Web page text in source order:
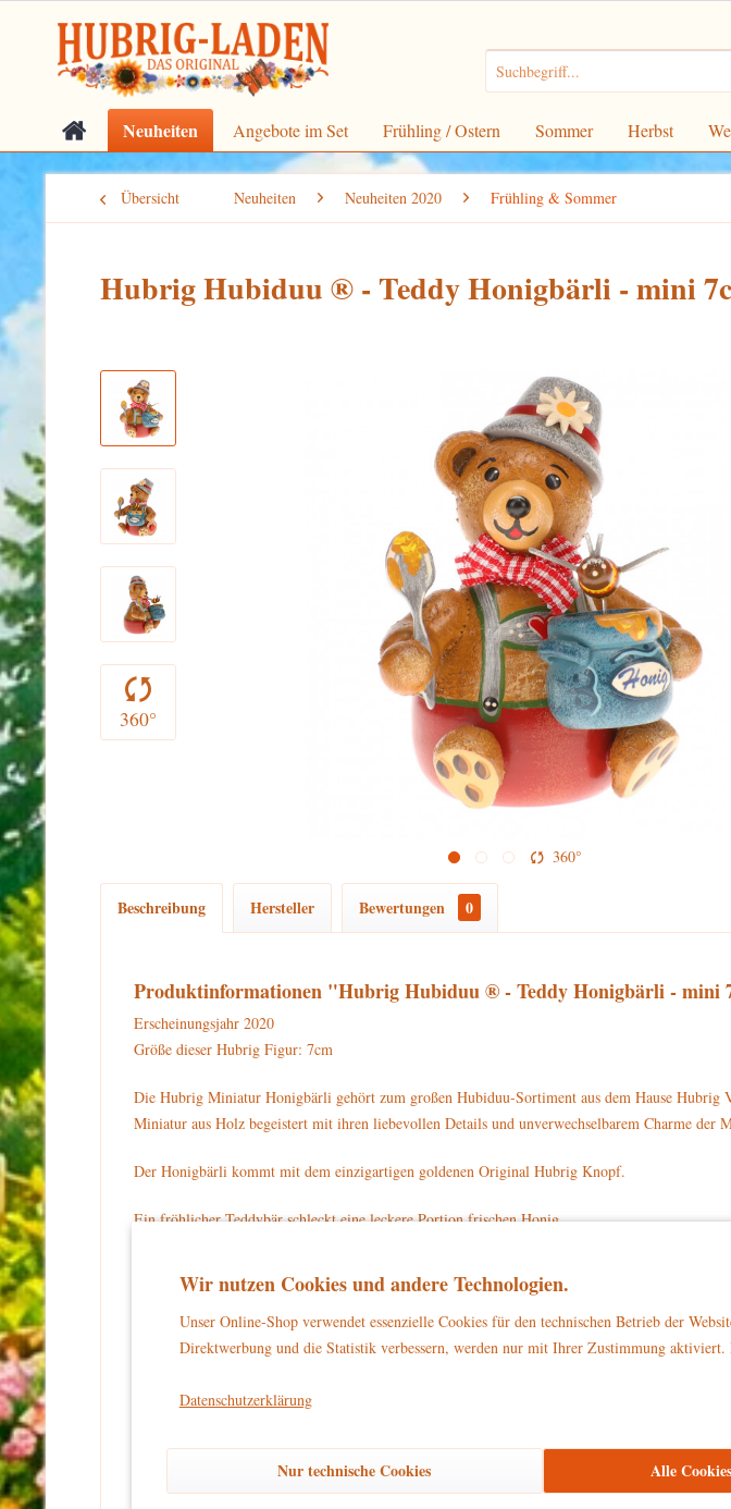
Neuheiten Angebote im Set Frühling / Ostern Sommer Herbst
Übersicht Neuheiten Neuheiten 2020 Frühling & Sommer
Hubrig Hubiduu ® - Teddy Honigbärli - mini
360°
360°
Beschreibung Hersteller Bewertungen 0
Produktinformationen "Hubrig Hubiduu ® - Teddy Honigbärli - mini
Erscheinungsjahr 2020
Größe dieser Hubrig Figur: 7cm
Die Hubrig Miniatur Honigbärli gehört zum großen Hubiduu-Sortiment aus dem Hause
Miniatur aus Holz begeistert mit ihren liebevollen Details und unverwechselbarem Charme der
Der Honigbärli kommt mit dem einzigartigen goldenen Original Hubrig Knopf.
Ein fröhlicher Teddybär schleckt eine leckere Portion frischen Honig.
trägt eine grau-rote Latzhose und einen grauen Hut.
Für Ihre Sammlung können Sie die Hubrig Miniatur 500h1007 direkt auf www.hubrig-laden.de
Dieses Produkt istkein Spielzeug
Wir nutzen Cookies und andere Technologien.
Unser Online-Shop verwendet essenzielle Cookies für den technischen Betrieb der
Direktwerbung und die Statistik verbessern, werden nur mit Ihrer Zustimmung aktiviert.
Datenschutzerklärung
Nur technische Cookies Alle